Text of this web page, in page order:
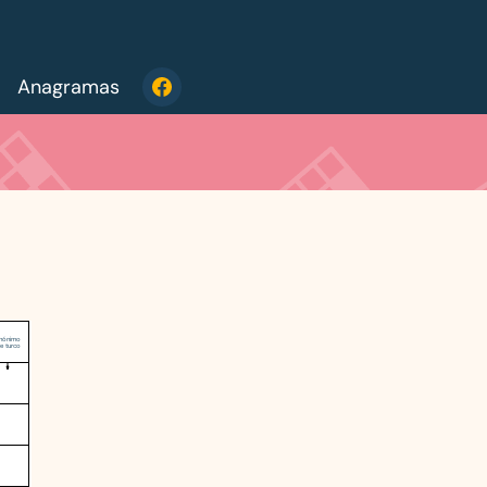
Anagramas
turco